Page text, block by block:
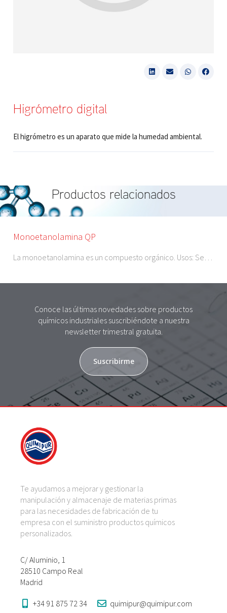
Higrómetro digital
El higrómetro es un aparato que mide la humedad ambiental.
Productos relacionados
Monoetanolamina QP
La monoetanolamina es un compuesto orgánico. Usos: Se…
Conoce las últimas novedades sobre productos
químicos industriales suscribiéndote a nuestra
newsletter trimestral gratuita.
Suscribirme
Te ayudamos a mejorar y gestionar la
manipulación y almacenaje de materias primas
para las necesidades de fabricación de tu
empresa con el suministro productos químicos
personalizados.
C/ Aluminio, 1
28510 Campo Real
Madrid
+34 91 875 72 34 quimipur@quimipur.com